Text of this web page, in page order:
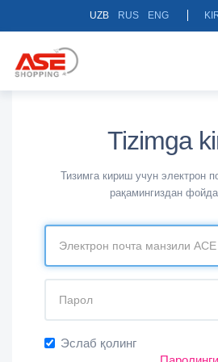
UZB RUS ENG
Tizimga
Тизимга кириш учун электрон
рақамингиздан
Эслаб қолинг